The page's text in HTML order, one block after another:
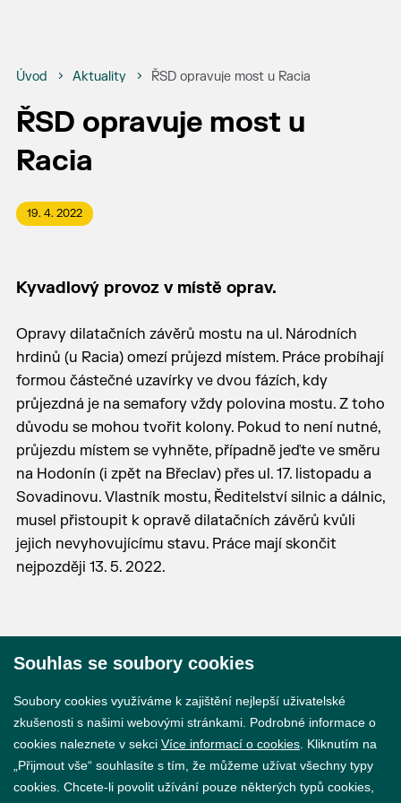
Úvod Aktuality ŘSD opravuje most u Racia
ŘSD opravuje most u
Racia
19. 4. 2022
Kyvadlový provoz v místě oprav.
Opravy dilatačních závěrů mostu na ul. Národních
hrdinů (u Racia) omezí průjezd místem. Práce probíhají
formou částečné uzavírky ve dvou fázích, kdy
průjezdná je na semafory vždy polovina mostu. Z toho
důvodu se mohou tvořit kolony. Pokud to není nutné,
průjezdu místem se vyhněte, případně jeďte ve směru
na Hodonín (i zpět na Břeclav) přes ul. 17. listopadu a
Sovadinovu. Vlastník mostu, Ředitelství silnic a dálnic,
musel přistoupit k opravě dilatačních závěrů kvůli
jejich nevyhovujícímu stavu. Práce mají skončit
nejpozději 13. 5. 2022.
Souhlas se soubory cookies
Soubory cookies využíváme k zajištění nejlepší uživatelské
zkušenosti s našimi webovými stránkami. Podrobné informace o
cookies naleznete v sekci Více informací o cookies . Kliknutím na
„Přijmout vše“ souhlasíte s tím, že můžeme užívat všechny typy
cookies. Chcete-li povolit užívání pouze některých typů cookies,